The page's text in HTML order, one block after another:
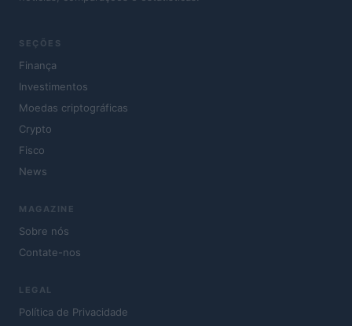
SEÇÕES
Finança
Investimentos
Moedas criptográficas
Crypto
Fisco
News
MAGAZINE
Sobre nós
Contate-nos
LEGAL
Política de Privacidade